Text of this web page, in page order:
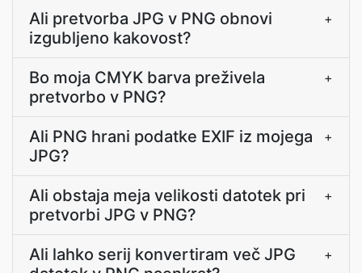
Ali pretvorba JPG v PNG obnovi
izgubljeno kakovost?
+
Bo moja CMYK barva preživela
pretvorbo v PNG?
+
Ali PNG hrani podatke EXIF iz mojega
JPG?
+
Ali obstaja meja velikosti datotek pri
pretvorbi JPG v PNG?
+
Ali lahko serij konvertiram več JPG
+